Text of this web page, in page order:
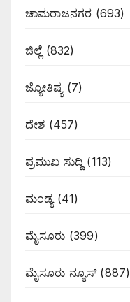
ಚಾಮರಾಜನಗರ (693)
ಜಿಲ್ಲೆ (832)
ಜ್ಯೋತಿಷ್ಯ(7)
ದೇಶ (457)
ಪ್ರಮುಖ ಸುದ್ದಿ (113)
ಮಂಡ್ಯ(41)
ಮೈಸೂರು (399)
ಮೈಸೂರು ನ್ಯೂಸ್(887)